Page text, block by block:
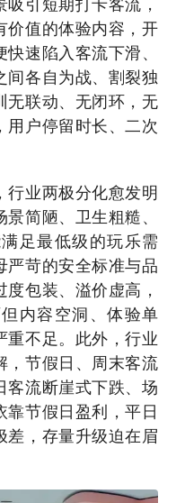
价值的体验内容，开
速陷入客流下滑、
间各自为战、割裂独
无联动、无闭环，无
户停留时长、二次
行业两极分化愈发明
简陋、卫生粗糙、
足最低级的玩乐需
严苛的安全标准与品
包装、溢价虚高，
内容空洞、体验单
重不足。此外，行业
，节假日、周末客流
客流断崖式下跌、场
节假日盈利，平日
差，存量升级迫在眉